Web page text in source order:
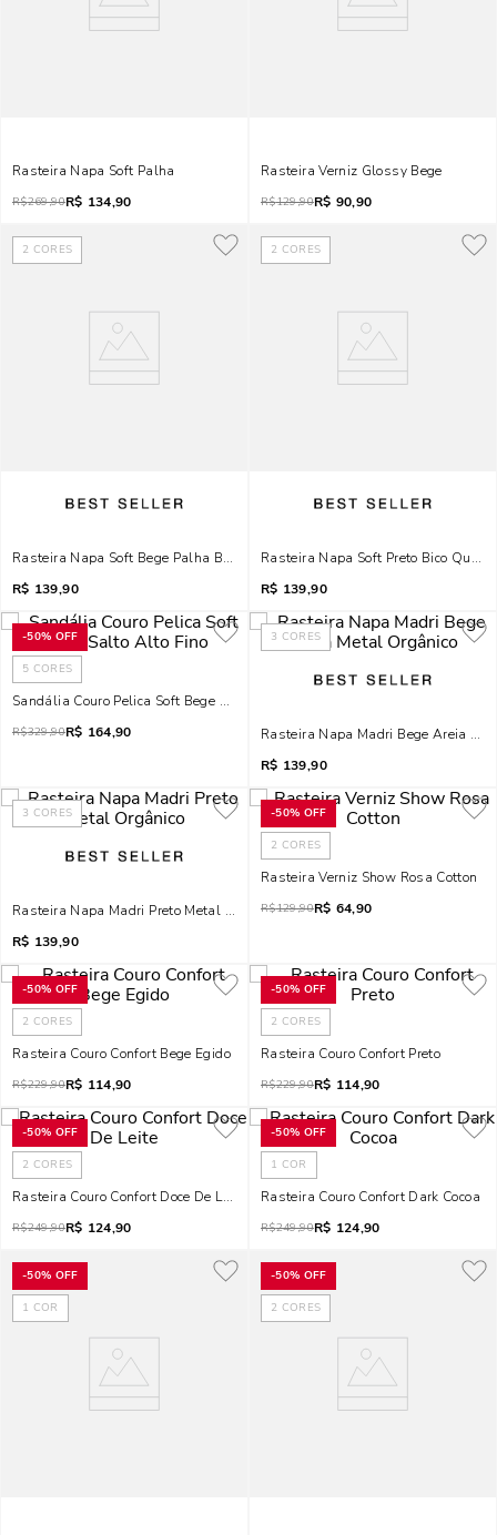
Rasteira Napa Soft Palha
R$269,90R$ 134,90
Rasteira Verniz Glossy Bege
R$129,90R$ 90,90
2 CORES
Rasteira Napa Soft Bege Palha Bico Quadrado
R$ 139,90
2 CORES
Rasteira Napa Soft Preto Bico
R$ 139,90
-50% OFF
5 CORES
Sandália Couro Pelica Soft Bege Salto Alto Fino
R$329,90R$ 164,90
3 CORES
Rasteira Napa Madri Bege Areia
R$ 139,90
3 CORES
Rasteira Napa Madri Preto Metal Orgânico
R$ 139,90
-50% OFF
2 CORES
Rasteira Verniz Show Rosa Cotton
R$129,90R$ 64,90
-50% OFF
2 CORES
Rasteira Couro Confort Bege Egido
R$229,90R$ 114,90
-50% OFF
2 CORES
Rasteira Couro Confort Preto
R$229,90R$ 114,90
-50% OFF
2 CORES
Rasteira Couro Confort Doce De Leite
R$249,90R$ 124,90
-50% OFF
1 COR
Rasteira Couro Confort Dark Cocoa
R$249,90R$ 124,90
-50% OFF
1 COR
-50% OFF
2 CORES